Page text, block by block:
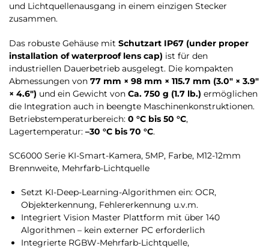
und Lichtquellenausgang in einem einzigen Stecker
zusammen.
Das robuste Gehäuse mit Schutzart IP67 (under proper
installation of waterproof lens cap) ist für den
industriellen Dauerbetrieb ausgelegt. Die kompakten
Abmessungen von 77 mm × 98 mm × 115.7 mm (3.0″ × 3.9″
× 4.6″) und ein Gewicht von Ca. 750 g (1.7 lb.) ermöglichen
die Integration auch in beengte Maschinenkonstruktionen.
Betriebstemperaturbereich: 0 °C bis 50 °C,
Lagertemperatur: –30 °C bis 70 °C.
SC6000 Serie KI-Smart-Kamera, 5MP, Farbe, M12-12mm
Brennweite, Mehrfarb-Lichtquelle
Setzt KI-Deep-Learning-Algorithmen ein: OCR,
Objekterkennung, Fehlererkennung u.v.m.
Integriert Vision Master Plattform mit über 140
Algorithmen – kein externer PC erforderlich
Integrierte RGBW-Mehrfarb-Lichtquelle,